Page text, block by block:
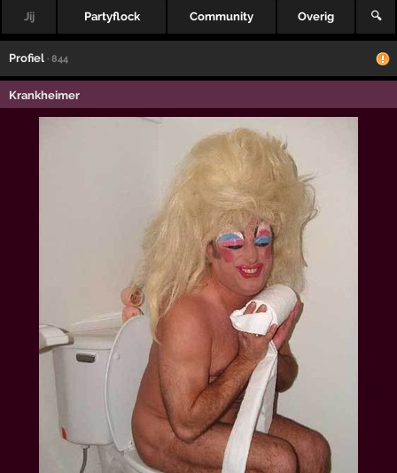
Jij Partyflock Community Overig 🔍
Profiel · 844
Krankheimer